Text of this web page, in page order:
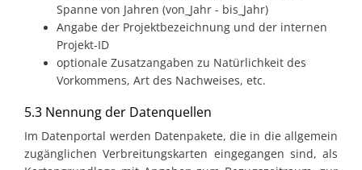
Spanne von Jahren (von_Jahr - bis_Jahr)
Angabe der Projektbezeichnung und der internen
Projekt-ID
optionale Zusatzangaben zu Natürlichkeit des
Vorkommens, Art des Nachweises, etc.
5.3 Nennung der Datenquellen
Im Datenportal werden Datenpakete, die in die allgemein
zugänglichen Verbreitungskarten eingegangen sind, als